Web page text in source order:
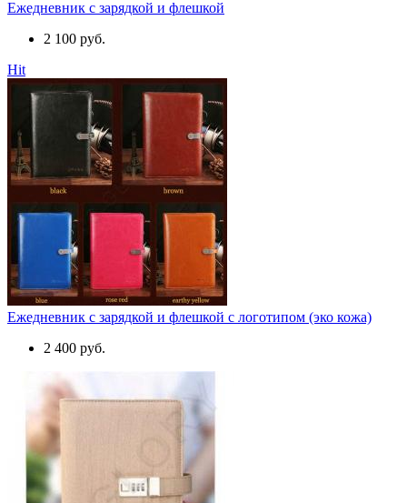
Ежедневник с зарядкой и флешкой
2 100 руб.
Hit
Ежедневник с зарядкой и флешкой с логотипом (эко кожа)
2 400 руб.